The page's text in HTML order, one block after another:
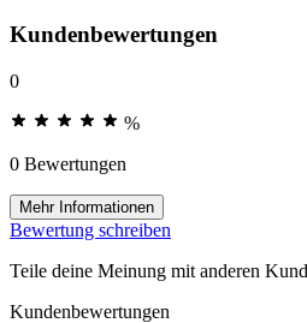
Kundenbewertungen
0
%
0 Bewertungen
Mehr Informationen
Bewertung schreiben
Teile deine Meinung mit anderen
Kundenbewertungen